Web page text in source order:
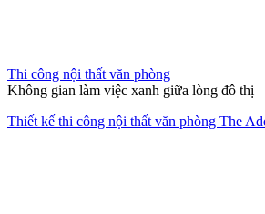
Thi công nội thất văn phòng
Không gian làm việc xanh giữa lòng đô thị
Thiết kế thi công nội thất văn phòng The